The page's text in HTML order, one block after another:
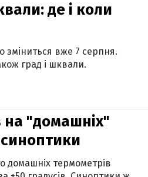
де і коли
зміниться вже 7 серпня.
град і шквали.
на "домашніх"
домашніх термометрів